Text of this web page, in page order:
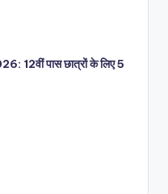
पास छात्रों के लिए 5